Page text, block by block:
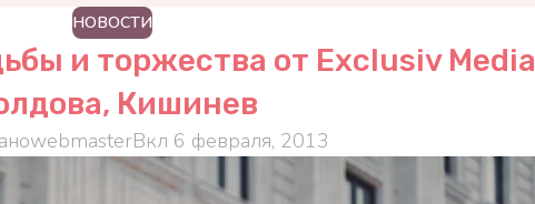
НОВОСТИ
и торжества от Exclusiv Media
Кишинев
webmasterВкл 6 февраля, 2013